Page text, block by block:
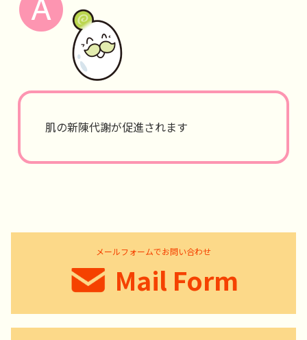
肌の新陳代謝が促進されます
メールフォームでお問い合わせ
Mail Form